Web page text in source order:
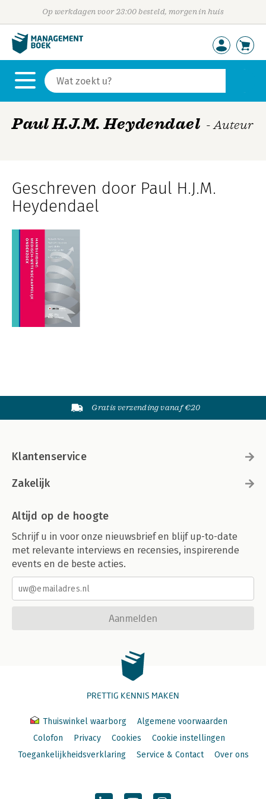
Op werkdagen voor 23:00 besteld, morgen in huis
Paul H.J.M. Heydendael - Auteur
Geschreven door Paul H.J.M.
Heydendael
Gratis verzending vanaf €20
Klantenservice
Zakelijk
Altijd op de hoogte
Schrijf u in voor onze nieuwsbrief en blijf up-to-date
met relevante interviews en recensies, inspirerende
events en de beste acties.
Aanmelden
PRETTIG KENNIS MAKEN
Thuiswinkel waarborg
Algemene voorwaarden
Colofon
Privacy Cookies
Cookie instellingen
Toegankelijkheidsverklaring
Service & Contact Over ons